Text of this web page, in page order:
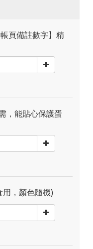
頁備註數字】精
，能貼心保護蛋
，顏色隨機)